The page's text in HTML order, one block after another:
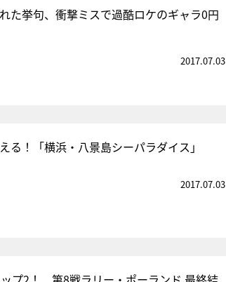
挙句、衝撃ミスで過酷ロケのギャラ0円
2017.07.03
！「横浜・八景島シーパラダイス」
2017.07.03